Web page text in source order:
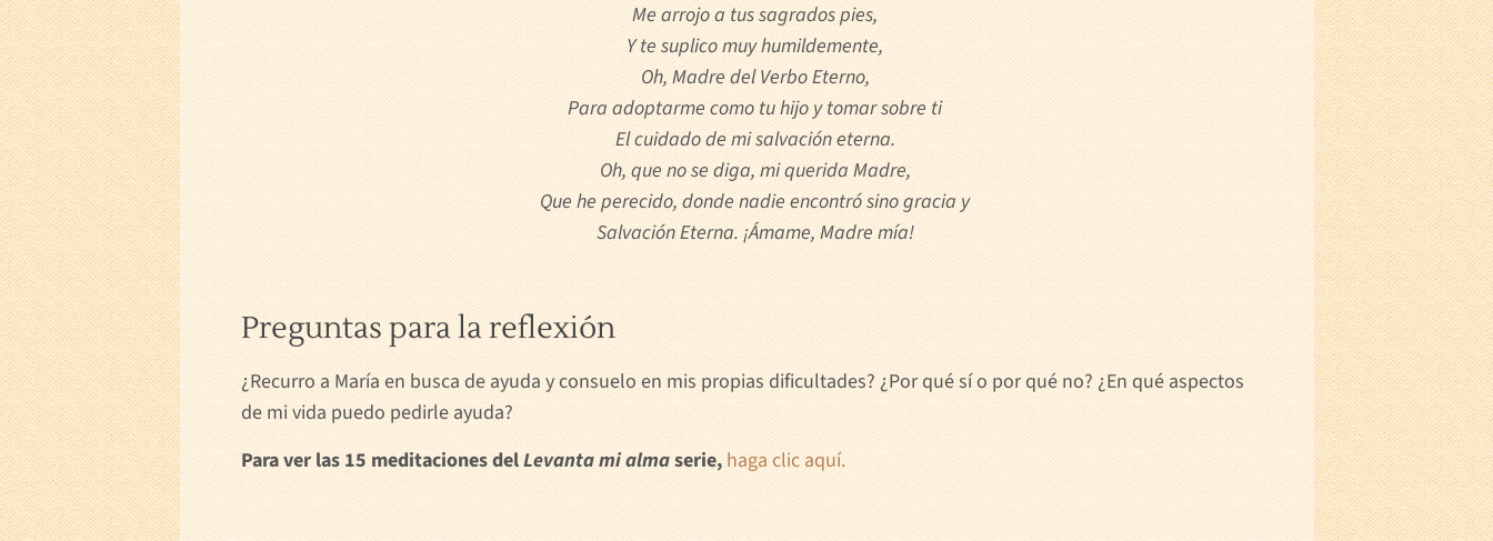
Me arrojo a tus sagrados pies,
Y te suplico muy humildemente,
Oh, Madre del Verbo Eterno,
Para adoptarme como tu hijo y tomar sobre ti
El cuidado de mi salvación eterna.
Oh, que no se diga, mi querida Madre,
Que he perecido, donde nadie encontró sino gracia y
Salvación Eterna. ¡Ámame, Madre mía!
Preguntas para la reflexión
¿Recurro a María en busca de ayuda y consuelo en mis propias dificultades? ¿Por qué sí o por qué no? ¿En qué aspectos
de mi vida puedo pedirle ayuda?
Para ver las 15 meditaciones delLevanta mi almaserie,haga clic aquí.